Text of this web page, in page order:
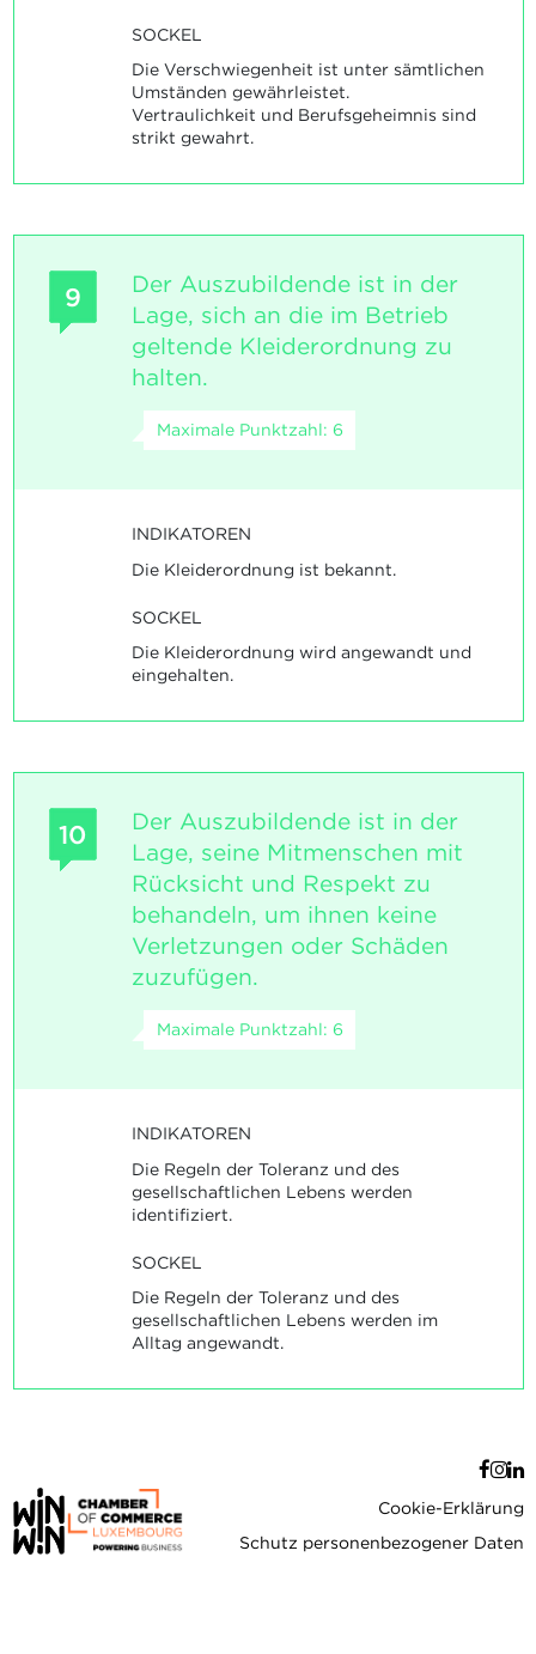
SOCKEL
Die Verschwiegenheit ist unter sämtlichen
Umständen gewährleistet.
Vertraulichkeit und Berufsgeheimnis sind
strikt gewahrt.
9
Der Auszubildende ist in der
Lage, sich an die im Betrieb
geltende Kleiderordnung zu
halten.
Maximale Punktzahl: 6
INDIKATOREN
Die Kleiderordnung ist bekannt.
SOCKEL
Die Kleiderordnung wird angewandt und
eingehalten.
10
Der Auszubildende ist in der
Lage, seine Mitmenschen mit
Rücksicht und Respekt zu
behandeln, um ihnen keine
Verletzungen oder Schäden
zuzufügen.
Maximale Punktzahl: 6
INDIKATOREN
Die Regeln der Toleranz und des
gesellschaftlichen Lebens werden
identifiziert.
SOCKEL
Die Regeln der Toleranz und des
gesellschaftlichen Lebens werden im
Alltag angewandt.
Cookie-Erklärung
Schutz personenbezogener Daten